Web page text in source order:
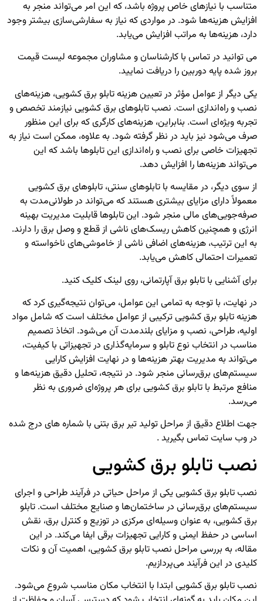
متناسب با نیازهای خاص پروژه باشد، که این امر می‌تواند منجر به
افزایش هزینه‌ها شود. در مواردی که نیاز به سفارشی‌سازی بیشتر وجود
دارد، هزینه‌ها به مراتب افزایش می‌یابد.
می توانید در تماس با کارشناسان و مشاوران مجموعه لیست قیمت
بروز شدهپایه دوربینرا دریافت نمایید.
یکی دیگر از عوامل مؤثر در تعیین هزینه تابلو برق کشویی، هزینه‌های
نصب و راه‌اندازی است. نصب تابلوهای برق کشویی نیازمند تخصص و
تجربه ویژه‌ای است. بنابراین، هزینه‌های کارگری که برای این منظور
صرف می‌شود نیز باید در نظر گرفته شود. به علاوه، ممکن است نیاز به
تجهیزات خاصی برای نصب و راه‌اندازی این تابلوها باشد که این
می‌تواند هزینه‌ها را افزایش دهد.
از سوی دیگر، در مقایسه با تابلوهای سنتی، تابلوهای برق کشویی
معمولاً دارای مزایای بیشتری هستند که می‌تواند در طولانی‌مدت به
صرفه‌جویی‌های مالی منجر شود. این تابلوها قابلیت مدیریت بهینه
انرژی و همچنین کاهش ریسک‌های ناشی از قطع و وصل برق را دارند.
به این ترتیب، هزینه‌های اضافی ناشی از خاموشی‌های ناخواسته و
تعمیرات احتمالی کاهش می‌یابد.
برای آشنایی با تابلو برق آپارتمانی، روی لینک کلیک کنید.
در نهایت، با توجه به تمامی این عوامل، می‌توان نتیجه‌گیری کرد که
هزینه تابلو برق کشویی ترکیبی از عوامل مختلف است که شامل مواد
اولیه، طراحی، نصب و مزایای بلندمدت آن می‌شود. اتخاذ تصمیم
مناسب در انتخاب نوع تابلو و سرمایه‌گذاری در تجهیزاتی با کیفیت،
می‌تواند به مدیریت بهتر هزینه‌ها و در نهایت افزایش کارایی
سیستم‌های برق‌رسانی منجر شود. در نتیجه، تحلیل دقیق هزینه‌ها و
منافع مرتبط با تابلو برق کشویی برای هر پروژه‌ای ضروری به نظر
می‌رسد.
جهت اطلاع دقیق از مراحل تولید تیر برق بتنی با شماره های درج شده
در وب سایت تماس بگیرید .
نصب تابلو برق کشویی
نصب تابلو برق کشویی یکی از مراحل حیاتی در فرآیند طراحی و اجرای
سیستم‌های برق‌رسانی در ساختمان‌ها و صنایع مختلف است. تابلو
برق کشویی، به عنوان وسیله‌ای مرکزی در توزیع و کنترل برق، نقش
اساسی در حفظ ایمنی و کارایی تجهیزات برقی ایفا می‌کند. در این
مقاله، به بررسی مراحل نصب تابلو برق کشویی، اهمیت آن و نکات
کلیدی در این فرآیند می‌پردازیم.
نصب تابلو برق کشویی ابتدا با انتخاب مکان مناسب شروع می‌شود.